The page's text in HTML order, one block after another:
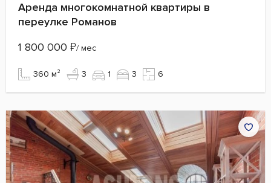
Аренда многокомнатной квартиры в
переулке Романов
1 800 000 ₽/ мес
360 м² 3 1 3 6